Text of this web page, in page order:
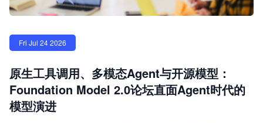
Fri Jul 24 2026
原生工具调用、多模态Agent与开源模型：
Foundation Model 2.0论坛直面Agent时代的
模型演进